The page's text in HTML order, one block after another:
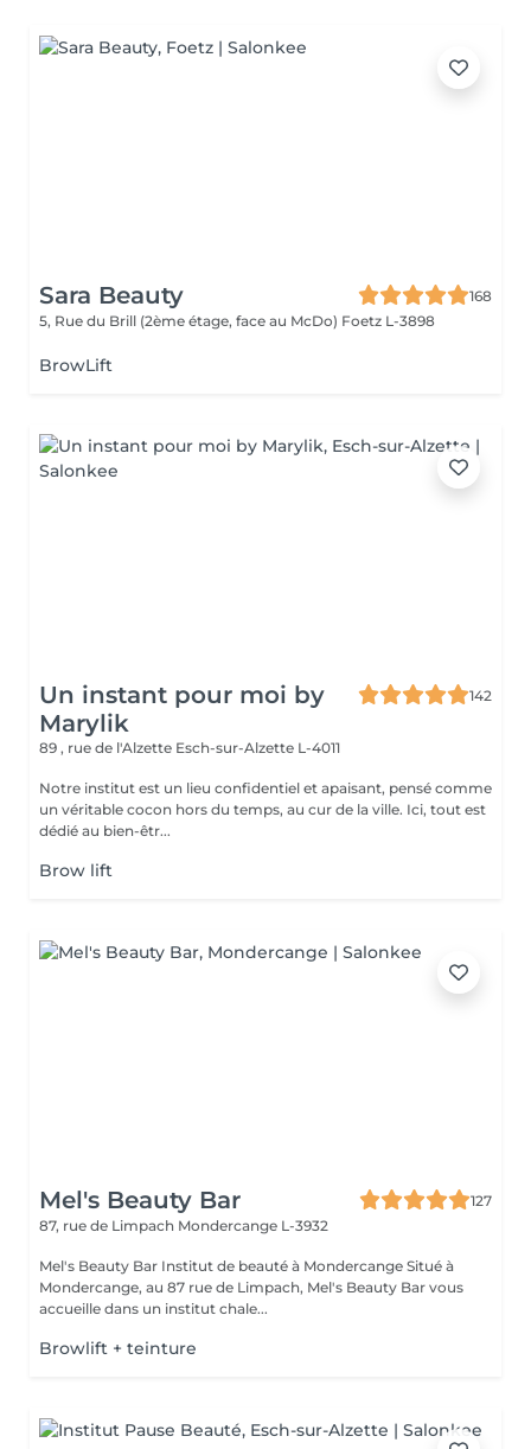
Sara Beauty
168
5, Rue du Brill (2ème étage, face au McDo) Foetz L-3898
BrowLift
Un instant pour moi by
Marylik
142
89 , rue de l'Alzette Esch-sur-Alzette L-4011
Notre institut est un lieu confidentiel et apaisant, pensé comme
un véritable cocon hors du temps, au cur de la ville. Ici, tout est
dédié au bien-êtr...
Brow lift
Mel's Beauty Bar
127
87, rue de Limpach Mondercange L-3932
Mel's Beauty Bar Institut de beauté à Mondercange Situé à
Mondercange, au 87 rue de Limpach, Mel's Beauty Bar vous
accueille dans un institut chale...
Browlift + teinture